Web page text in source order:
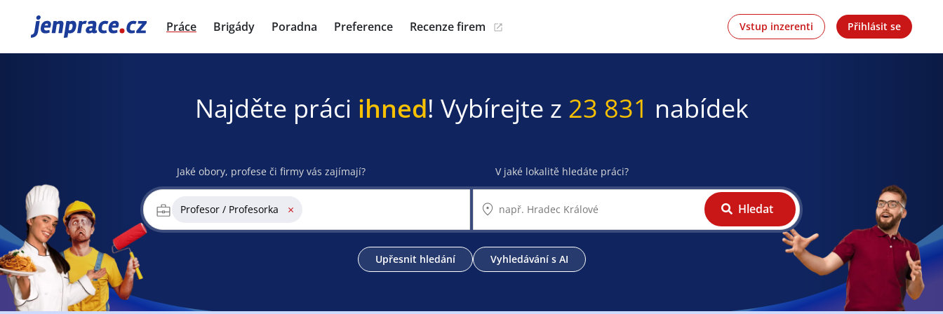
JenPráce.cz Práce Brigády Poradna Preference Recenze firem Vstup inzerenti Přihlásit se
Najděte práci ihned! Vybírejte z 23 831 nabídek
Jaké obory, profese či firmy vás zajímají?
Profesor / Profesorka ×
V jaké lokalitě hledáte práci?
Hledat
Upřesnit hledání Vyhledávání s AI